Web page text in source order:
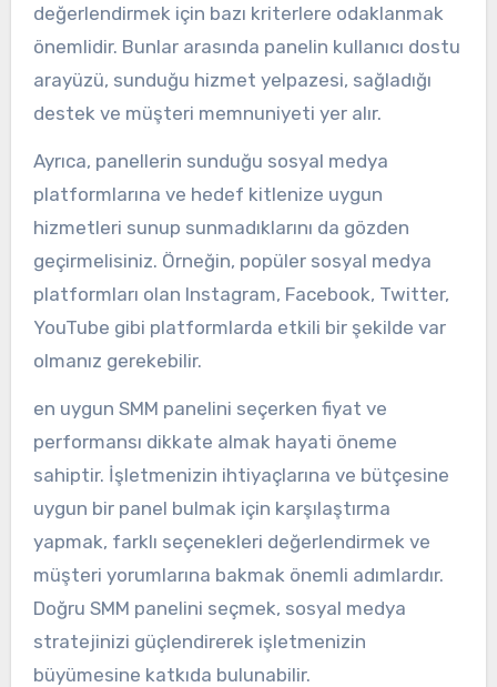
değerlendirmek için bazı kriterlere odaklanmak
önemlidir. Bunlar arasında panelin kullanıcı dostu
arayüzü, sunduğu hizmet yelpazesi, sağladığı
destek ve müşteri memnuniyeti yer alır.
Ayrıca, panellerin sunduğu sosyal medya
platformlarına ve hedef kitlenize uygun
hizmetleri sunup sunmadıklarını da gözden
geçirmelisiniz. Örneğin, popüler sosyal medya
platformları olan Instagram, Facebook, Twitter,
YouTube gibi platformlarda etkili bir şekilde var
olmanız gerekebilir.
en uygun SMM panelini seçerken fiyat ve
performansı dikkate almak hayati öneme
sahiptir. İşletmenizin ihtiyaçlarına ve bütçesine
uygun bir panel bulmak için karşılaştırma
yapmak, farklı seçenekleri değerlendirmek ve
müşteri yorumlarına bakmak önemli adımlardır.
Doğru SMM panelini seçmek, sosyal medya
stratejinizi güçlendirerek işletmenizin
büyümesine katkıda bulunabilir.